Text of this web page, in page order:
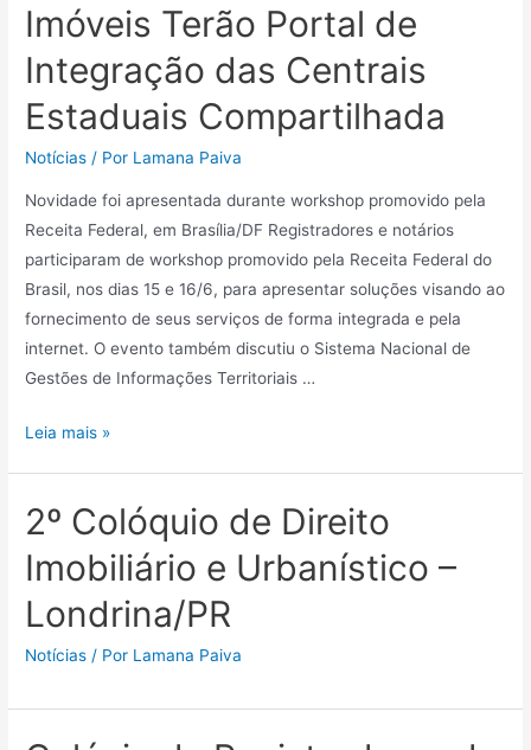
Imóveis Terão Portal de
Integração das Centrais
Estaduais Compartilhada
Notícias / Por Lamana Paiva
Novidade foi apresentada durante workshop promovido pela
Receita Federal, em Brasília/DF Registradores e notários
participaram de workshop promovido pela Receita Federal do
Brasil, nos dias 15 e 16/6, para apresentar soluções visando ao
fornecimento de seus serviços de forma integrada e pela
internet. O evento também discutiu o Sistema Nacional de
Gestões de Informações Territoriais …
Leia mais »
2º Colóquio de Direito
Imobiliário e Urbanístico –
Londrina/PR
Notícias / Por Lamana Paiva